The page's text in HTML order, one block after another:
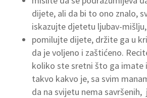
dijete, ali da bi to ono znalo,
iskazujte djetetu ljubav-
pomilujte dijete, držite ga u
da je voljeno i zaštićeno.
koliko ste sretni što ga imate
takvo kakvo je, sa svim
da na svijetu nema